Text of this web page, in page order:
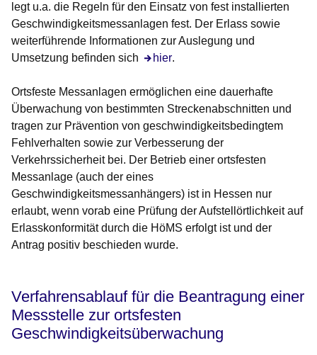
legt u.a. die Regeln für den Einsatz von fest installierten
Geschwindigkeitsmessanlagen fest. Der Erlass sowie
weiterführende Informationen zur Auslegung und
Umsetzung befinden sich
hier.
Ortsfeste Messanlagen ermöglichen eine dauerhafte
Überwachung von bestimmten Streckenabschnitten und
tragen zur Prävention von geschwindigkeitsbedingtem
Fehlverhalten sowie zur Verbesserung der
Verkehrssicherheit bei. Der Betrieb einer ortsfesten
Messanlage (auch der eines
Geschwindigkeitsmessanhängers) ist in Hessen nur
erlaubt, wenn vorab eine Prüfung der Aufstellörtlichkeit auf
Erlasskonformität durch die HöMS erfolgt ist und der
Antrag positiv beschieden wurde.
Verfahrensablauf für die Beantragung einer
Messstelle zur ortsfesten
Geschwindigkeitsüberwachung